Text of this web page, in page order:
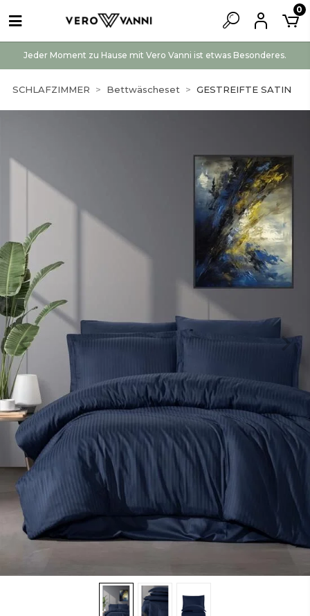
Jeder Moment zu Hause mit Vero Vanni ist etwas Besonderes.
0
SCHLAFZIMMER Bettwäscheset GESTREIFTE SATIN